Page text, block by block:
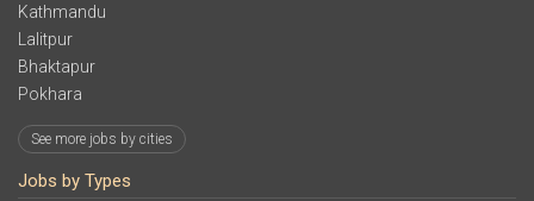
Kathmandu
Lalitpur
Bhaktapur
Pokhara
See more jobs by cities
Jobs by Types